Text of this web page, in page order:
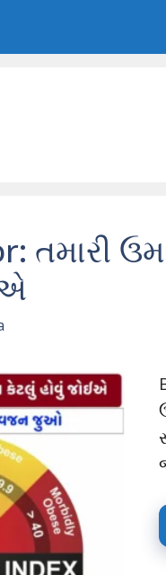
તમારી